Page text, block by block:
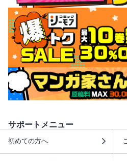
サポートメニュー
初めての方へ